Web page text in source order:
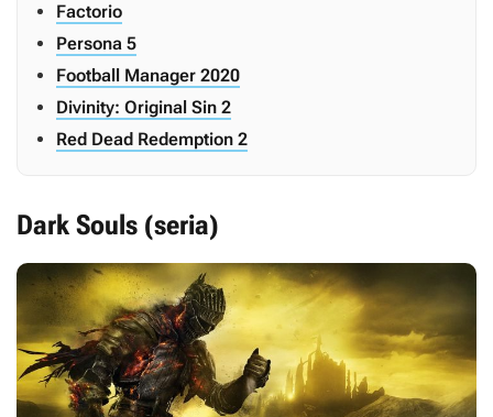
Factorio
Persona 5
Football Manager 2020
Divinity: Original Sin 2
Red Dead Redemption 2
Dark Souls (seria)